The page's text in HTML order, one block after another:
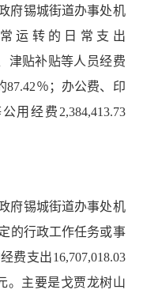
锡城街道办事处机
运转的日常支出
津贴补贴等人员经费
87.42％；办公费、印
用经费2,384,413.73
锡城街道办事处机
的行政工作任务或事
费支出16,707,018.03
。主要是戈贾龙树山